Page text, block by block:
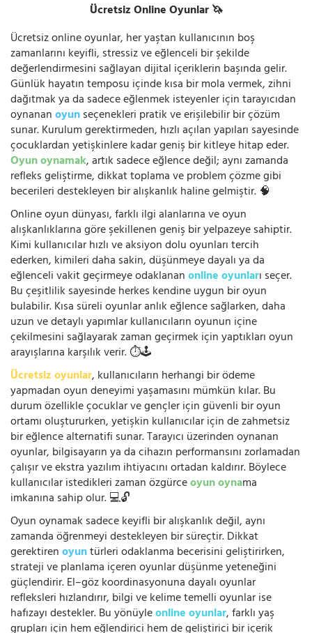
Ücretsiz Online Oyunlar 🦄
Ücretsiz online oyunlar, her yaştan kullanıcının boş
zamanlarını keyifli, stressiz ve eğlenceli bir şekilde
değerlendirmesini sağlayan dijital içeriklerin başında gelir.
Günlük hayatın temposu içinde kısa bir mola vermek, zihni
dağıtmak ya da sadece eğlenmek isteyenler için tarayıcıdan
oynananoyunseçenekleri pratik ve erişilebilir bir çözüm
sunar. Kurulum gerektirmeden, hızlı açılan yapıları sayesinde
çocuklardan yetişkinlere kadar geniş bir kitleye hitap eder.
Oyun oynamak, artık sadece eğlence değil; aynı zamanda
refleks geliştirme, dikkat toplama ve problem çözme gibi
becerileri destekleyen bir alışkanlık haline gelmiştir. 🧠
Online oyun dünyası, farklı ilgi alanlarına ve oyun
alışkanlıklarına göre şekillenen geniş bir yelpazeye sahiptir.
Kimi kullanıcılar hızlı ve aksiyon dolu oyunları tercih
ederken, kimileri daha sakin, düşünmeye dayalı ya da
eğlenceli vakit geçirmeye odaklananonline oyunları seçer.
Bu çeşitlilik sayesinde herkes kendine uygun bir oyun
bulabilir. Kısa süreli oyunlar anlık eğlence sağlarken, daha
uzun ve detaylı yapımlar kullanıcıların oyunun içine
çekilmesini sağlayarak zaman geçirmek için yaptıkları oyun
arayışlarına karşılık verir. ⏱️🕹️
Ücretsiz oyunlar, kullanıcıların herhangi bir ödeme
yapmadan oyun deneyimi yaşamasını mümkün kılar. Bu
durum özellikle çocuklar ve gençler için güvenli bir oyun
ortamı oluştururken, yetişkin kullanıcılar için de zahmetsiz
bir eğlence alternatifi sunar. Tarayıcı üzerinden oynanan
oyunlar, bilgisayarın ya da cihazın performansını zorlamadan
çalışır ve ekstra yazılım ihtiyacını ortadan kaldırır. Böylece
kullanıcılar istedikleri zaman özgürceoyun oynama
imkanına sahip olur. 💻🔓
Oyun oynamak sadece keyifli bir alışkanlık değil, aynı
zamanda öğrenmeyi destekleyen bir süreçtir. Dikkat
gerektirenoyuntürleri odaklanma becerisini geliştirirken,
strateji ve planlama içeren oyunlar düşünme yeteneğini
güçlendirir. El–göz koordinasyonuna dayalı oyunlar
refleksleri hızlandırır, bilgi ve kelime temelli oyunlar ise
hafızayı destekler. Bu yönüyleonline oyunlar, farklı yaş